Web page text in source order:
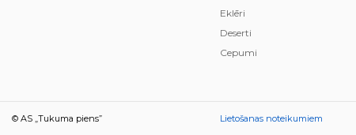
Eklēri
Deserti
Cepumi
Lietošanas noteikumiem
© AS „Tukuma piens”